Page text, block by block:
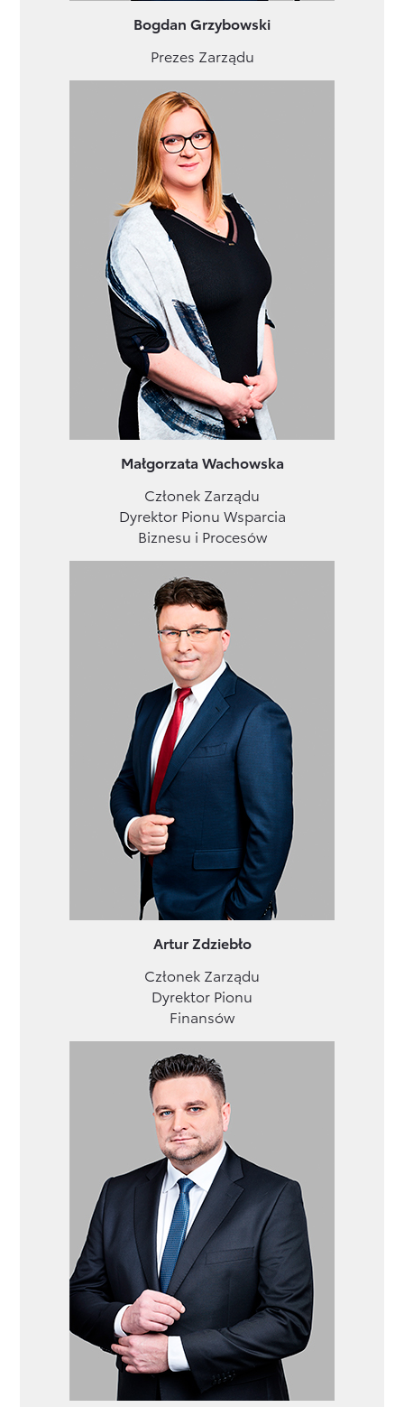
Bogdan Grzybowski
Prezes Zarządu
Małgorzata Wachowska
Członek Zarządu
Dyrektor Pionu Wsparcia
Biznesu i Procesów
Artur Zdziebło
Członek Zarządu
Dyrektor Pionu
Finansów